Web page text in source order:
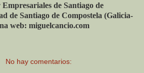
de Santiago de
de Santiago de Compostela (Galicia-
web: miguelcancio.com
No hay comentarios: